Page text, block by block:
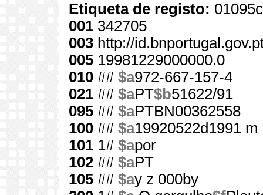
Etiqueta de registo:
001 342705
003 http://
005 19981229000000.0
010 ## $a972-667-157-4
021 ## $aPT$b51622/91
095 ## $aPTBN00362558
100 ## $a19920522d1991
101 1# $apor
102 ## $aPT
105 ## $ay z 000by